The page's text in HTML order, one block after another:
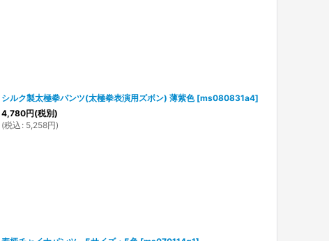
シルク製太極拳パンツ(太極拳表演用ズボン) 薄紫色 [ms080831a4]
4,780円(税別)
(税込 : 5,258円)